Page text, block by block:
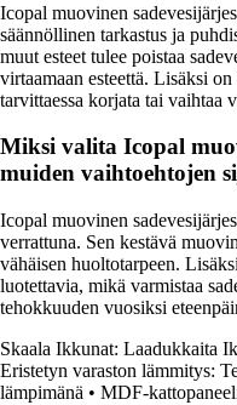
Icopal muovinen
säännöllinen tarkastus ja
muut esteet tulee poistaa
virtaamaan esteettä. Lisäksi
tarvittaessa korjata tai vaihtaa
Miksi valita Icopal
muiden vaihtoehtojen
Icopal muovinen
verrattuna. Sen kestävä
vähäisen huoltotarpeen.
luotettavia, mikä varmistaa
tehokkuuden vuosiksi
Skaala Ikkunat: Laadukkaita
Eristetyn varaston lämmitys:
lämpimänä • MDF-